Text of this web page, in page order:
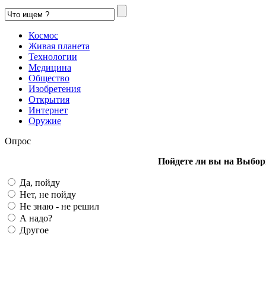
Космос
Живая планета
Технологии
Медицина
Общество
Изобретения
Открытия
Интернет
Оружие
Опрос
Пойдете ли вы на
Да, пойду
Нет, не пойду
Не знаю - не решил
А надо?
Другое